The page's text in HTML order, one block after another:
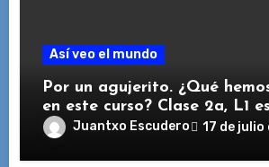
Así veo el mundo
Por un agujerito. ¿Qué
en este curso? Clase 2a, L1
2023 / 2024
Juantxo Escudero 17 de julio